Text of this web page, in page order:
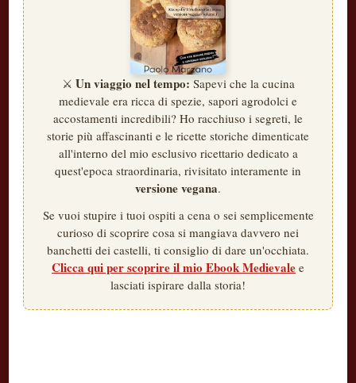
⚔️ Un viaggio nel tempo: Sapevi che la cucina
medievale era ricca di spezie, sapori agrodolci e
accostamenti incredibili? Ho racchiuso i segreti, le
storie più affascinanti e le ricette storiche dimenticate
all'interno del mio esclusivo ricettario dedicato a
quest'epoca straordinaria, rivisitato interamente in
versione vegana.
Se vuoi stupire i tuoi ospiti a cena o sei semplicemente
curioso di scoprire cosa si mangiava davvero nei
banchetti dei castelli, ti consiglio di dare un'occhiata.
Clicca qui per scoprire il mio Ebook Medievale e
lasciati ispirare dalla storia!